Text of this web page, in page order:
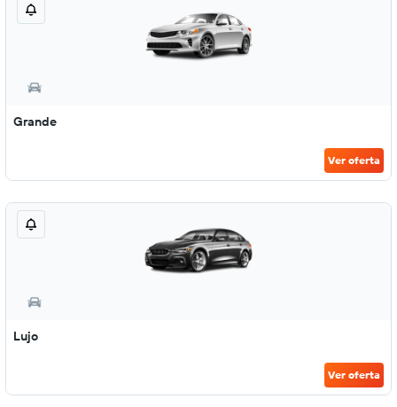
Grande
Ver oferta
Lujo
Ver oferta